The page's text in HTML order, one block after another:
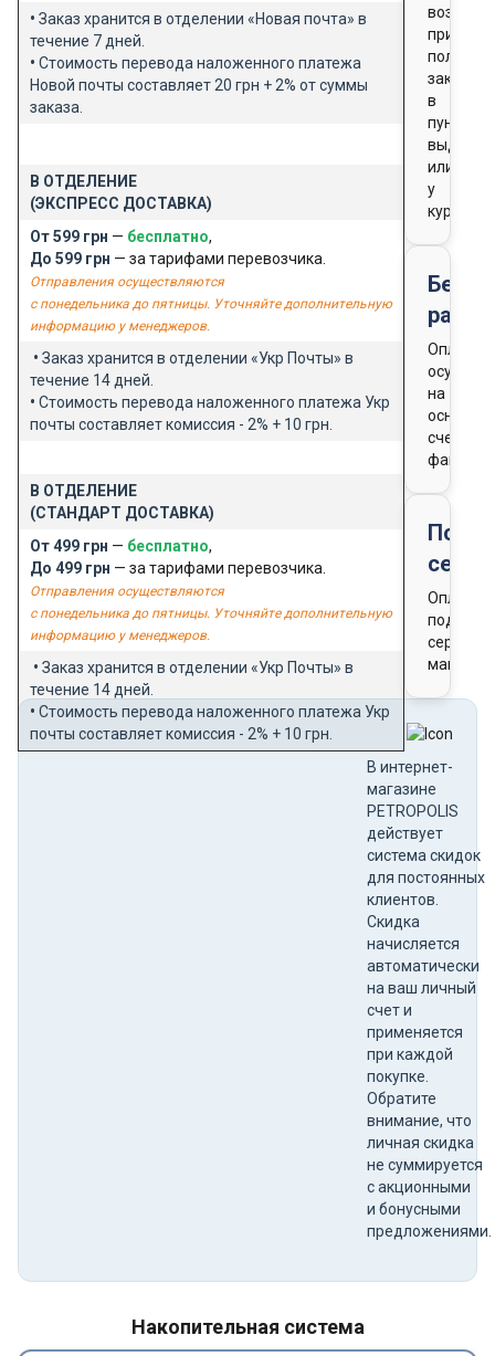
• Заказ хранится в отделении «Новая почта» в
течение 7 дней.
• Стоимость перевода наложенного платежа
Новой почты составляет 20 грн + 2% от суммы
заказа.
В ОТДЕЛЕНИЕ
(ЭКСПРЕСС ДОСТАВКА)
От 599 грн — бесплатно,
До 599 грн — за тарифами перевозчика.
Отправления осуществляются
с понедельника до пятницы. Уточняйте дополнительную
информацию у менеджеров.
• Заказ хранится в отделении «Укр Почты» в
течение 14 дней.
• Стоимость перевода наложенного платежа Укр
почты составляет комиссия - 2% + 10 грн.
В ОТДЕЛЕНИЕ
(СТАНДАРТ ДОСТАВКА)
От 499 грн — бесплатно,
До 499 грн — за тарифами перевозчика.
Отправления осуществляются
с понедельника до пятницы. Уточняйте дополнительную
информацию у менеджеров.
• Заказ хранится в отделении «Укр Почты» в
течение 14 дней.
• Стоимость перевода наложенного платежа Укр
почты составляет комиссия - 2% + 10 грн.
при
заказа
в
пункте
выдачи
или
у
курьера
Оплата
на
счета-
фактуры
Оплата
В интернет-
магазине
PETROPOLIS
действует
система скидок
для постоянных
клиентов.
Скидка
начисляется
автоматически
на ваш личный
счет и
применяется
при каждой
покупке.
Обратите
внимание, что
личная скидка
не суммируется
с акционными
и бонусными
предложениями.
Накопительная система